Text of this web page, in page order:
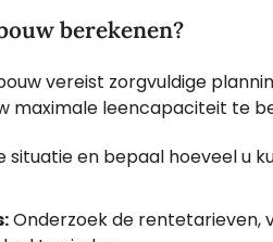
berekenen?
vereist zorgvuldige
maximale leencapaciteit te
situatie en bepaal hoeveel u
Onderzoek de rentetarieven,